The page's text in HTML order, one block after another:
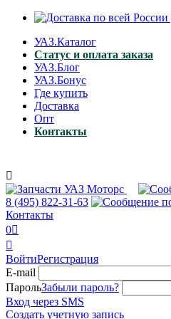
УАЗ.Каталог
Статус и оплата заказа
УАЗ.Блог
УАЗ.Бонус
Где купить
Доставка
Опт
Контакты

8 (495) 822-31-63
Контакты
0

ВойтиРегистрация
E-mail
ПарольЗабыли пароль?
Вход через SMS
Создать учетную запись